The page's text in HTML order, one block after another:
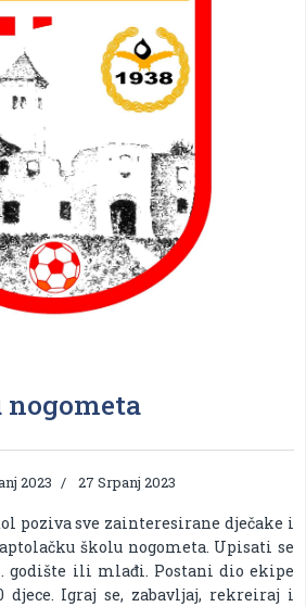
2023 27 Srpanj 2023
poziva sve zainteresirane dječake i
školu nogometa. Upisati se
godište ili mlađi. Postani dio ekipe
djece. Igraj se, zabavljaj, rekreiraj i